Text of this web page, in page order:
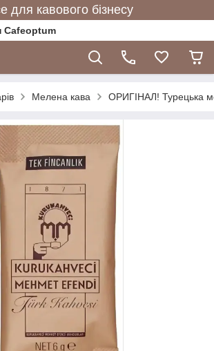
для кавового бізнесу
Cafeoptum
Мелена кава ОРИГІНАЛ! Турецька